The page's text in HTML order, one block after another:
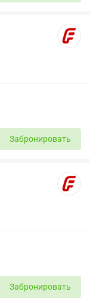
Забронировать
Забронировать